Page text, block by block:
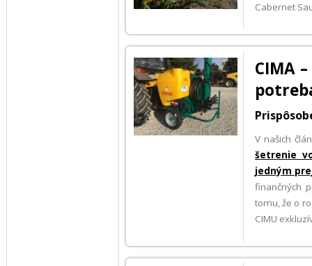
Cabernet
CIMA
V našich
šetrenie
jedným
finančných
tomu, že o
CIMU